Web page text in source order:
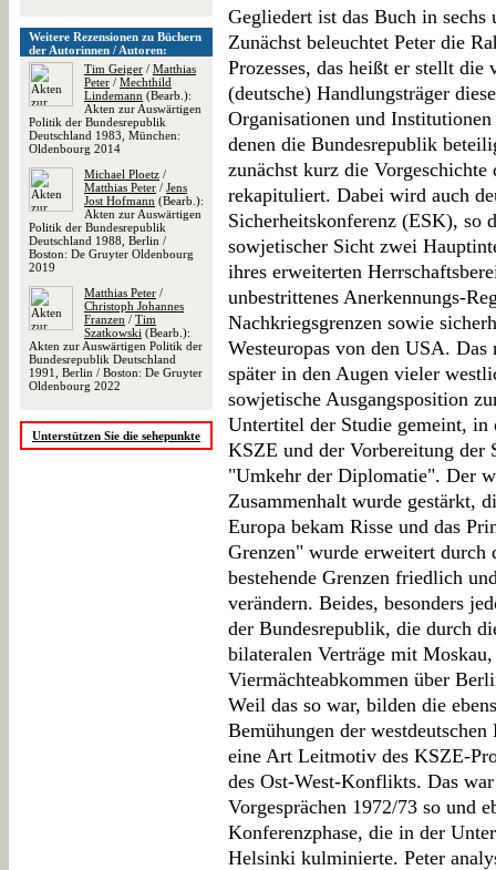
Weitere Rezensionen zu Büchern
der Autorinnen / Autoren:
Tim Geiger / Matthias
Peter / Mechthild
Lindemann (Bearb.):
Akten zur Auswärtigen
Politik der Bundesrepublik
Deutschland 1983, München:
Oldenbourg 2014
Michael Ploetz /
Matthias Peter / Jens
Jost Hofmann (Bearb.):
Akten zur Auswärtigen
Politik der Bundesrepublik
Deutschland 1988, Berlin /
Boston: De Gruyter Oldenbourg
2019
Matthias Peter /
Christoph Johannes
Franzen / Tim
Szatkowski (Bearb.):
Akten zur Auswärtigen Politik der
Bundesrepublik Deutschland
1991, Berlin / Boston: De Gruyter
Oldenbourg 2022
Unterstützen Sie die sehepunkte
Gegliedert ist das Buch in
Zunächst beleuchtet Peter die
Prozesses, das heißt er stellt die
(deutsche) Handlungsträger
Organisationen und
denen die Bundesrepublik
zunächst kurz die
rekapituliert. Dabei wird auch
Sicherheitskonferenz (ESK), so
sowjetischer Sicht zwei
ihres erweiterten
unbestrittenes Anerkennungs-
Nachkriegsgrenzen sowie
Westeuropas von den USA.
später in den Augen vieler
sowjetische Ausgangsposition
Untertitel der Studie gemeint, in
KSZE und der Vorbereitung der
"Umkehr der Diplomatie". Der
Zusammenhalt wurde gestärkt,
Europa bekam Risse und das
Grenzen" wurde erweitert
bestehende Grenzen friedlich
verändern. Beides, besonders
der Bundesrepublik, die durch
bilateralen Verträge mit
Viermächteabkommen über
Weil das so war, bilden die
Bemühungen der
eine Art Leitmotiv des KSZE-
des Ost-West-Konflikts. Das
Vorgesprächen 1972/73 so und
Konferenzphase, die in der
Helsinki kulminierte. Peter